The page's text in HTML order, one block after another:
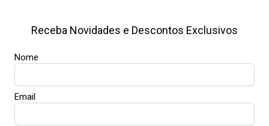
Receba Novidades e Descontos Exclusivos
Nome
Email